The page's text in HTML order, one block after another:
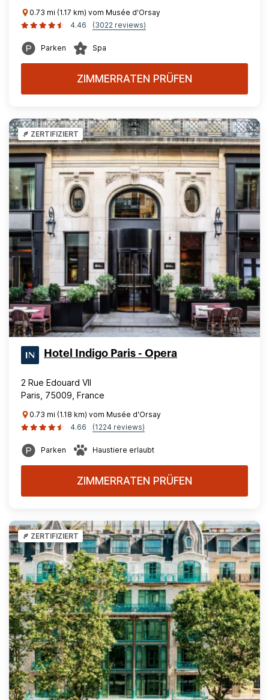
0.73 mi (1.17 km) vom Musée d'Orsay
4.46
(3022 reviews)
Parken Spa
ZIMMERRATEN PRÜFEN
ZERTIFIZIERT
Hotel Indigo Paris - Opera
2 Rue Edouard VII
Paris, 75009, France
0.73 mi (1.18 km) vom Musée d'Orsay
4.66
(1224 reviews)
Parken Haustiere erlaubt
ZIMMERRATEN PRÜFEN
ZERTIFIZIERT